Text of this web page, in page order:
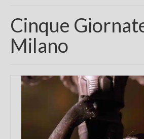
Genealogia
Aziende
Chi sono
Cinque
Milano